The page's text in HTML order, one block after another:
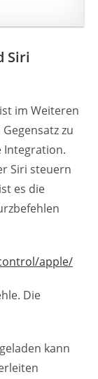
Siri
im Weiteren
zu
Integration.
Siri steuern
es die
apple/
Die
kann